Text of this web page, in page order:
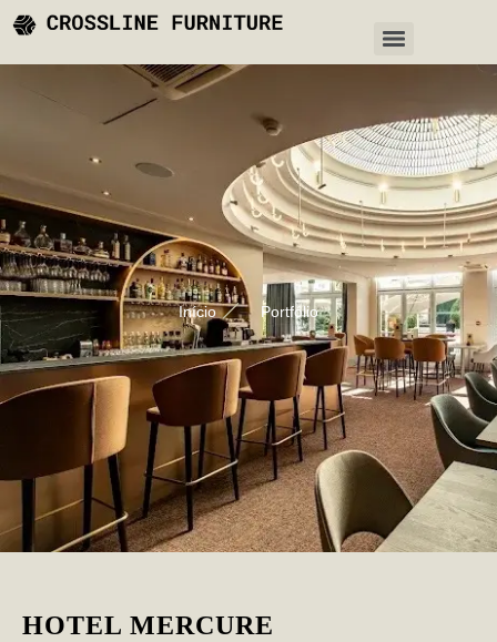
Início Portfólio
HOTEL MERCURE